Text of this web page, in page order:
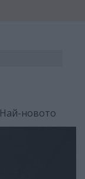
Най-новото